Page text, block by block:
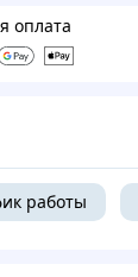
оплата
работы